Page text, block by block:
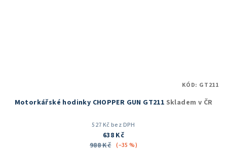
Motorkářské hodinky CHOPPER GUN GT211 Skladem v ČR
527 Kč bez DPH
638 Kč
988 Kč (–35 %)
KÓD: GT211